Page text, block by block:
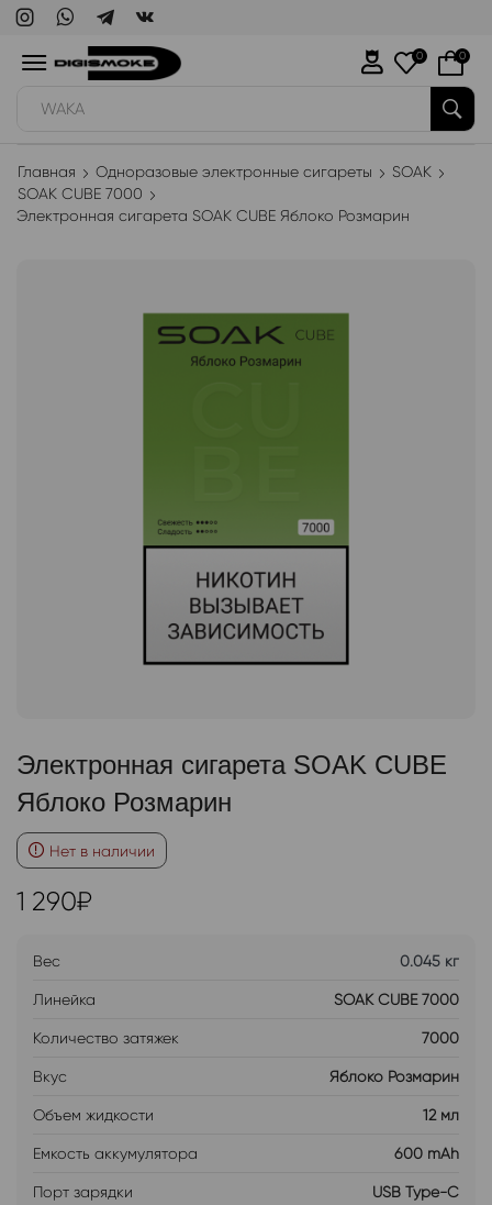
WAKA
0 0
Главная Одноразовые электронные сигареты
SOAK
SOAK CUBE 7000
Электронная сигарета SOAK CUBE Яблоко Розмарин
Электронная сигарета SOAK CUBE
Яблоко Розмарин
Нет в наличии
1 290₽
Вес 0.045 кг
Линейка SOAK CUBE 7000
Количество затяжек 7000
Вкус Яблоко Розмарин
Объем жидкости 12 мл
Емкость аккумулятора 600 mAh
Порт зарядки USB Type-C